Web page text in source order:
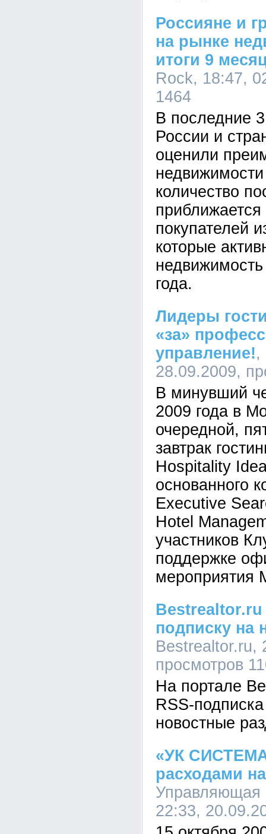
Россияне и
на рынке
итоги 9
Rock, 18:47,
1464
В последние 3
России и
оценили
количество
приближается
покупателей
которые
года.
Лидеры
«за»
управление!,
28.09.2009,
В минувший
2009 года в
очередной,
завтрак
Hospitality
основанного
Executive
Hotel
участников
поддержке
мероприятия
Bestrealtor.ru
подписку на
Bestrealtor.ru,
просмотров
На портале
RSS-
новостные
«УК
расходами
Управляющая
22:33,